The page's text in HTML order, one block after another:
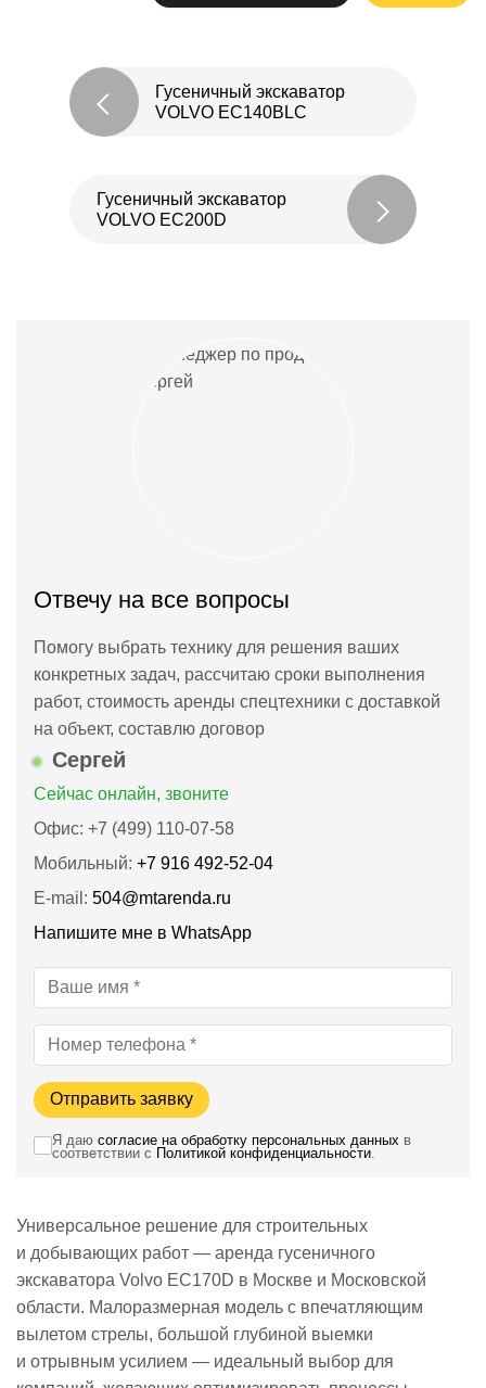
Гусеничный экскаватор
VOLVO EC140BLC
Гусеничный экскаватор
VOLVO EC200D
Отвечу на все вопросы
Помогу выбрать технику для решения ваших
конкретных задач, рассчитаю сроки выполнения
работ, стоимость аренды спецтехники с доставкой
на объект, составлю договор
Сергей
Сейчас онлайн, звоните
Офис: +7 (499) 110-07-58
Мобильный: +7 916 492‑52‑04
E-mail: 504@mtarenda.ru
Напишите мне в WhatsApp
Отправить заявку
Я даю согласие на обработку персональных данных в
соответствии с Политикой конфиденциальности.
Универсальное решение для строительных
и добывающих работ — аренда гусеничного
экскаватора Volvo EC170D в Москве и Московской
области. Малоразмерная модель с впечатляющим
вылетом стрелы, большой глубиной выемки
и отрывным усилием — идеальный выбор для